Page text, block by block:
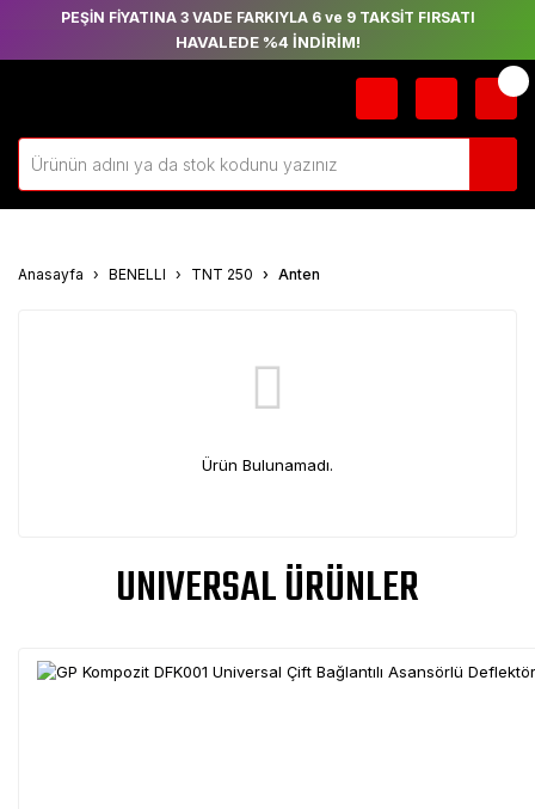
PEŞİN FİYATINA 3 VADE FARKIYLA 6 ve 9 TAKSİT FIRSATI
HAVALEDE %4 İNDİRİM!
Anasayfa BENELLI TNT 250 Anten
Ürün Bulunamadı.
UNIVERSAL ÜRÜNLER